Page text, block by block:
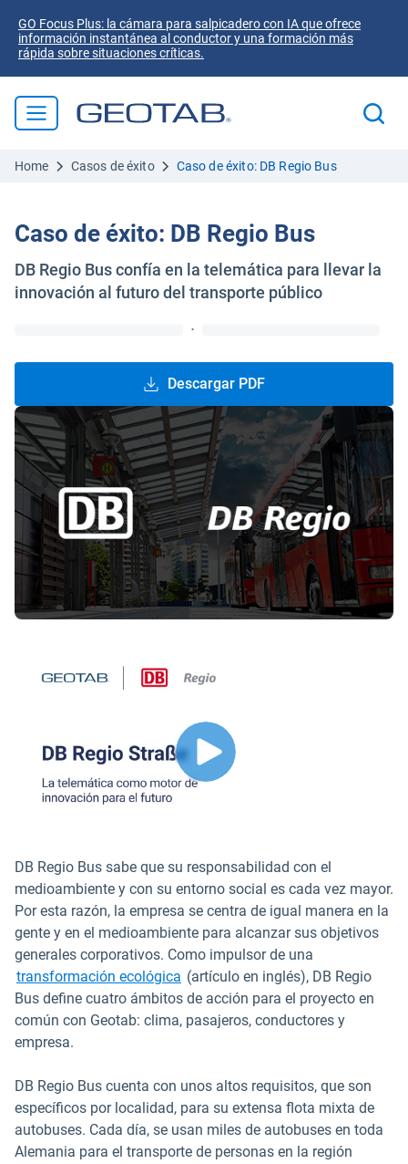
GO Focus Plus: la cámara para salpicadero con IA que ofrece
información instantánea al conductor y una formación más
rápida sobre situaciones críticas.
Home Casos de éxito Caso de éxito: DB Regio Bus
Caso de éxito: DB Regio Bus
DB Regio Bus confía en la telemática para llevar la
innovación al futuro del transporte público
·
Descargar PDF
DB Regio Bus sabe que su responsabilidad con el
medioambiente y con su entorno social es cada vez mayor.
Por esta razón, la empresa se centra de igual manera en la
gente y en el medioambiente para alcanzar sus objetivos
generales corporativos. Como impulsor de una
transformación ecológica Abrir en una nueva ventana
(artículo en inglés), DB Regio
Bus define cuatro ámbitos de acción para el proyecto en
común con Geotab: clima, pasajeros, conductores y
empresa.
DB Regio Bus cuenta con unos altos requisitos, que son
específicos por localidad, para su extensa flota mixta de
autobuses. Cada día, se usan miles de autobuses en toda
Alemania para el transporte de personas en la región